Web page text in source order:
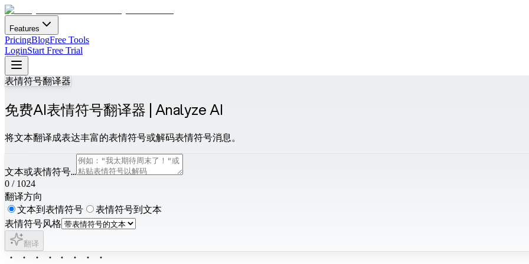
Features
PricingBlogFree Tools
LoginStart Free Trial
表情符号翻译器
免费AI表情符号翻译器 | Analyze AI
将文本翻译成表达丰富的表情符号或解码表情符号消息。
文本或表情符号...
0 / 1024
翻译方向
文本到表情符号 表情符号到文本
表情符号风格
翻译